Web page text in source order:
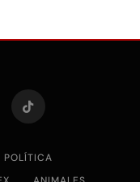
POLÍTICA